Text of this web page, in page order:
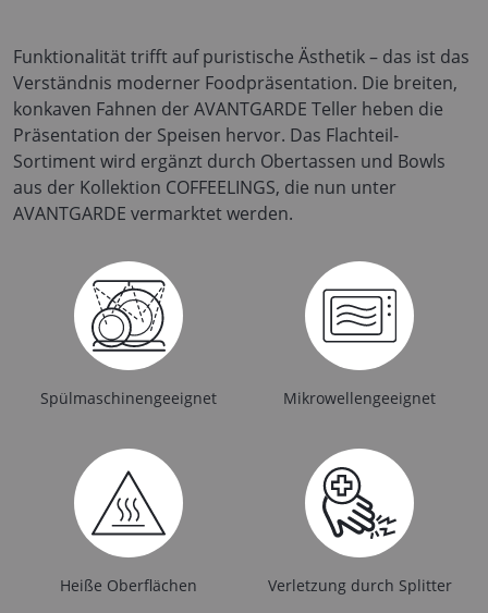
Funktionalität trifft auf puristische Ästhetik – das ist das
Verständnis moderner Foodpräsentation. Die breiten,
konkaven Fahnen der AVANTGARDE Teller heben die
Präsentation der Speisen hervor. Das Flachteil-
Sortiment wird ergänzt durch Obertassen und Bowls
aus der Kollektion COFFEELINGS, die nun unter
AVANTGARDE vermarktet werden.
Spülmaschinengeeignet Mikrowellengeeignet
Heiße Oberflächen Verletzung durch Splitter